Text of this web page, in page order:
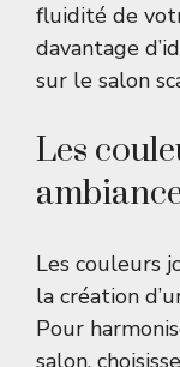
fluidité de
davantage
sur le salon
Les
Les couleurs
la création
Pour